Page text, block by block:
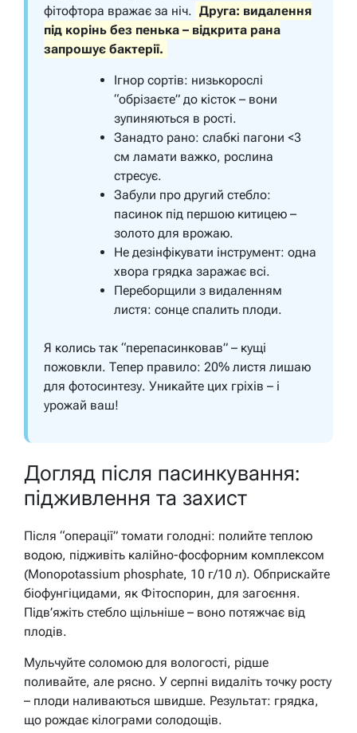
фітофтора вражає за ніч. Друга: видалення
під корінь без пенька – відкрита рана
запрошує бактерії.
Ігнор сортів: низькорослі
“обрізаєте” до кісток – вони
зупиняються в рості.
Занадто рано: слабкі пагони <3
см ламати важко, рослина
стресує.
Забули про другий стебло:
пасинок під першою китицею –
золото для врожаю.
Не дезінфікувати інструмент: одна
хвора грядка заражає всі.
Переборщили з видаленням
листя: сонце спалить плоди.
Я колись так “перепасинковав” – кущі
пожовкли. Тепер правило: 20% листя лишаю
для фотосинтезу. Уникайте цих гріхів – і
урожай ваш!
Догляд після пасинкування:
підживлення та захист
Після “операції” томати голодні: полийте теплою
водою, підживіть калійно-фосфорним комплексом
(Monopotassium phosphate, 10 г/10 л). Обприскайте
біофунгіцидами, як Фітоспорин, для загоєння.
Підв’яжіть стебло щільніше – воно потяжчає від
плодів.
Мульчуйте соломою для вологості, рідше
поливайте, але рясно. У серпні видаліть точку росту
– плоди наливаються швидше. Результат: грядка,
що рождає кілограми солодощів.